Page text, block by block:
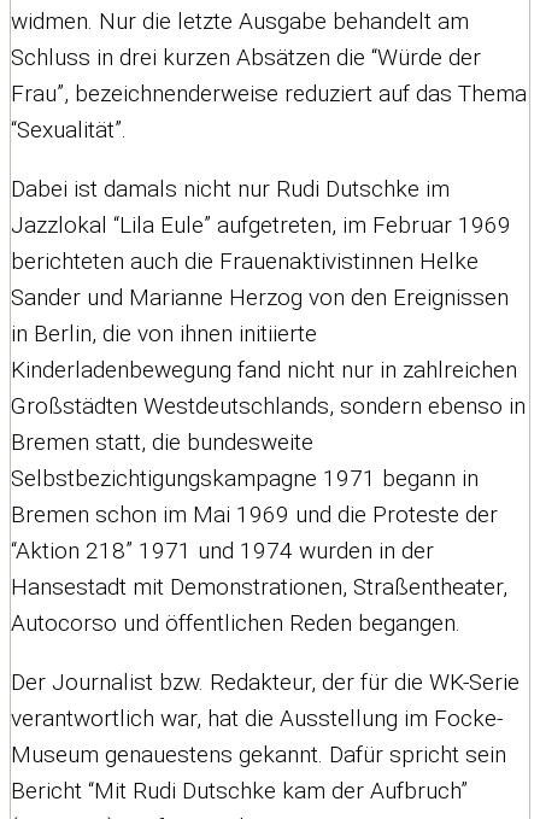
widmen. Nur die letzte Ausgabe behandelt am
Schluss in drei kurzen Absätzen die “Würde der
Frau”, bezeichnenderweise reduziert auf das Thema
“Sexualität”.
Dabei ist damals nicht nur Rudi Dutschke im
Jazzlokal “Lila Eule” aufgetreten, im Februar 1969
berichteten auch die Frauenaktivistinnen Helke
Sander und Marianne Herzog von den Ereignissen
in Berlin, die von ihnen initiierte
Kinderladenbewegung fand nicht nur in zahlreichen
Großstädten Westdeutschlands, sondern ebenso in
Bremen statt, die bundesweite
Selbstbezichtigungskampagne 1971 begann in
Bremen schon im Mai 1969 und die Proteste der
“Aktion 218” 1971 und 1974 wurden in der
Hansestadt mit Demonstrationen, Straßentheater,
Autocorso und öffentlichen Reden begangen.
Der Journalist bzw. Redakteur, der für die WK-Serie
verantwortlich war, hat die Ausstellung im Focke-
Museum genauestens gekannt. Dafür spricht sein
Bericht “Mit Rudi Dutschke kam der Aufbruch”